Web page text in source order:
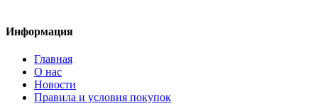
Информация
Главная
О нас
Новости
Правила и условия покупок